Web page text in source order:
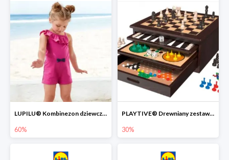
LUPILU® Kombinezon dziewczęcy z bawełny
60%
PLAYTIVE® Drewniany zestaw gier 10 w 1
30%